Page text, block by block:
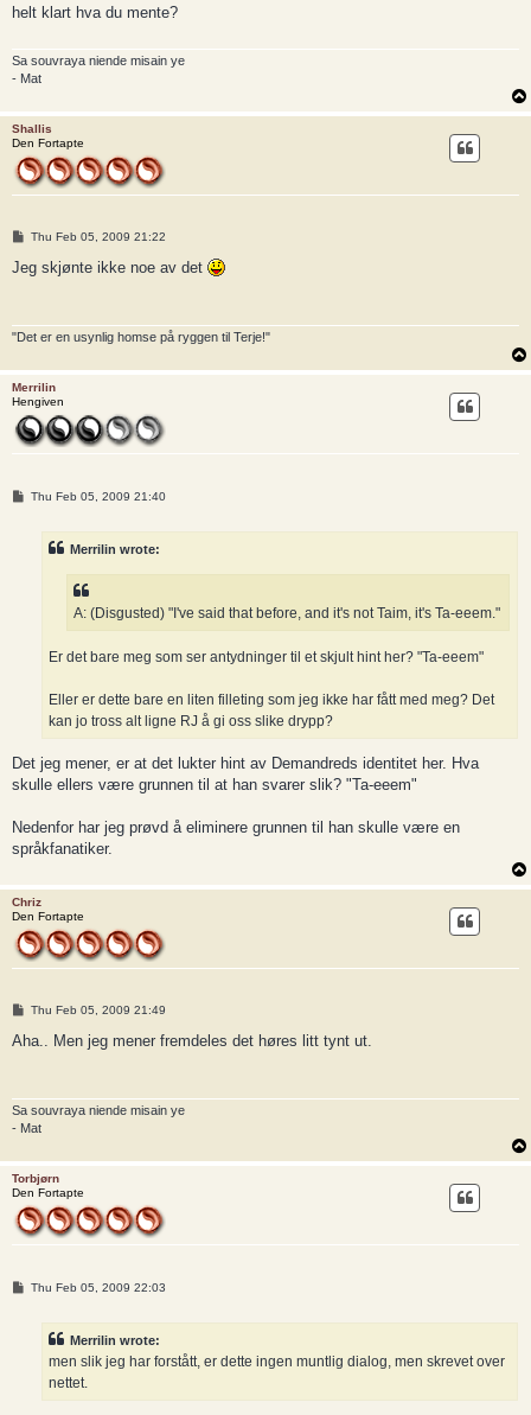
helt klart hva du mente?
Sa souvraya niende misain ye
- Mat
Shallis
Den Fortapte
P
s
Thu Feb 05, 2009 21:22
Jeg skjønte ikke noe av det
"Det er en usynlig homse på ryggen til Terje!"
Merrilin
Hengiven
PThu Feb 05, 2009 21:40
Merrilin wrote:
A: (Disgusted) "I've said that before, and it's not Taim, it's Ta-eeem."
Er det bare meg som ser antydninger til et skjult hint her? "Ta-eeem"
Eller er dette bare en liten filleting som jeg ikke har fått med meg? Det
kan jo tross alt ligne RJ å gi oss slike drypp?
Det jeg mener, er at det lukter hint av Demandreds identitet her. Hva
skulle ellers være grunnen til at han svarer slik? "Ta-eeem"
Nedenfor har jeg prøvd å eliminere grunnen til han skulle være en
språkfanatiker.
Chriz
Den Fortapte
P
s
Thu Feb 05, 2009 21:49
Aha.. Men jeg mener fremdeles det høres litt tynt ut.
Sa souvraya niende misain ye
- Mat
Torbjørn
Den Fortapte
PThu Feb 05, 2009 22:03
Merrilin wrote:
men slik jeg har forstått, er dette ingen muntlig dialog, men skrevet over
nettet.